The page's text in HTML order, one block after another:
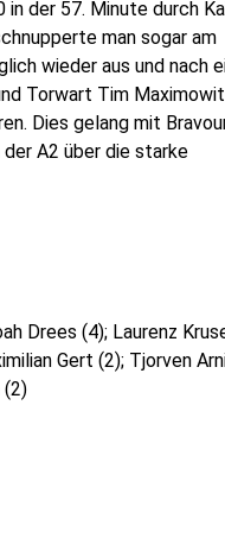
in der 57. Minute durch
man sogar am
wieder aus und nach
Torwart Tim
Dies gelang mit
der A2 über die starke
Drees (4); Laurenz
Gert (2); Tjorven
(2)